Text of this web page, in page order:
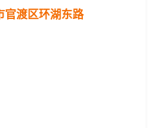
官渡区环湖东路